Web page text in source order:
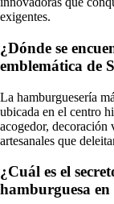
exigentes.
¿Dónde se
emblemática de
La hamburguesería
ubicada en el centro
acogedor, decoración
artesanales que
¿Cuál es el
hamburguesa en